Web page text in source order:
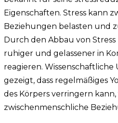
Eigenschaften. Stress kann
Beziehungen belasten und
Durch den Abbau von
ruhiger und gelassener in
reagieren.
gezeigt, dass regelmäßiges
des Körpers verringern kann,
zwischenmenschliche